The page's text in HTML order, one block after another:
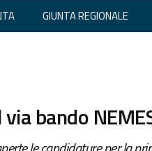
GIUNTA REGIONALE
bando